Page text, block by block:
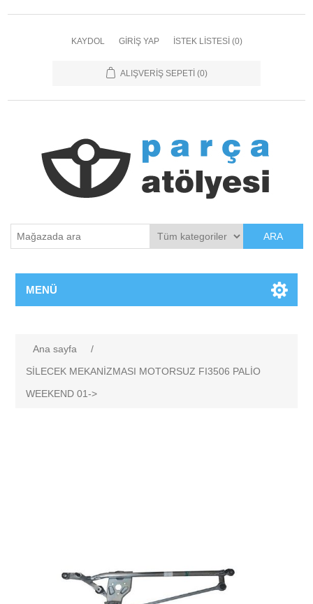
KAYDOL GIRIŞ YAP İSTEK LISTESI (0)
ALIŞVERIŞ SEPETI (0)
ARA
MENÜ
Ana sayfa
/
SİLECEK MEKANİZMASI MOTORSUZ FI3506 PALİO
WEEKEND 01->